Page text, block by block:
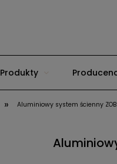
Produkty
» Aluminiowy system ścienny